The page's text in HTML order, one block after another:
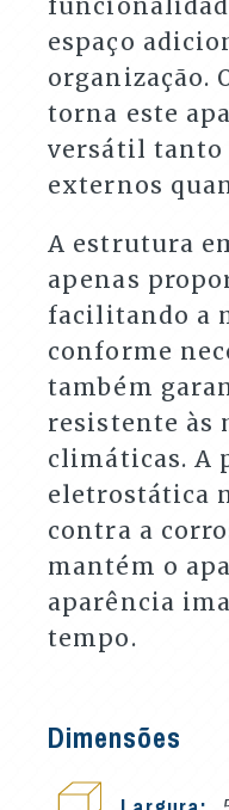
espaço
organização.
torna este
versátil tanto
externos
A estrutura
apenas
facilitando a
conforme
também
resistente às
climáticas. A
eletrostática
contra a
mantém o
aparência
tempo.
Dimensões